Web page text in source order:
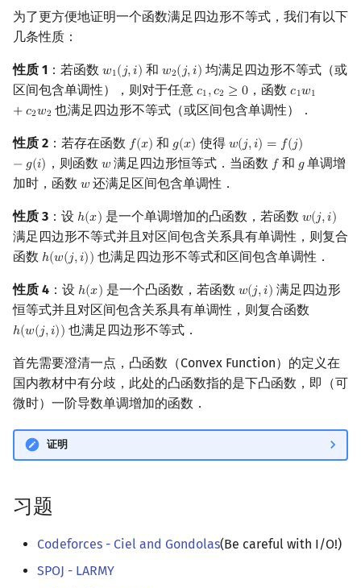
为了更方便地证明一个函数满足四边形不等式，我们有以下
几条性质：
性质 1 ：若函数 𝑤1(𝑗,𝑖)
w1(j,i) 和𝑤2(𝑗,𝑖)
w2(j,i) 均满足四边形不等式（或
区间包含单调性），则对于任意 𝑐1,𝑐2 ≥ 0
c1,c2 ≥0 ，函数𝑐1𝑤1
+𝑐2𝑤2
c1w1
也满足四边形不等式（或区间包含单调性）．
性质 2 ：若存在函数 𝑓(𝑥)
f(x) 和 𝑔(𝑥)
g(x) 使得 𝑤(𝑗,𝑖) = 𝑓(𝑗)
−𝑔(𝑖)
w(j,i)= (j) −g(i)
，则函数 𝑤
w 满足四边形恒等式．当函数 𝑓
f 和 𝑔
g单调增
加时，函数 𝑤
w 还满足区间包含单调性．
性质 3 ：设 ℎ(𝑥)
h(x) 是一个单调增加的凸函数，若函数 𝑤(𝑗,𝑖)
w(j,i)
满足四边形不等式并且对区间包含关系具有单调性，则复合
函数 ℎ(𝑤(𝑗,𝑖))
h(w(j,i)) 也满足四边形不等式和区间包含单调性．
性质 4 ：设 ℎ(𝑥)
h(x) 是一个凸函数，若函数 𝑤(𝑗,𝑖)
w(j,i)
满足四边形
恒等式并且对区间包含关系具有单调性，则复合函数
ℎ(𝑤(𝑗,𝑖))
h(w(j,i)) 也满足四边形不等式．
首先需要澄清一点，凸函数（Convex Function）的定义在
国内教材中有分歧，此处的凸函数指的是下凸函数，即（可
微时）一阶导数单调增加的函数．
证明
习题
Codeforces - Ciel and Gondolas(Be careful with I/O!)
SPOJ - LARMY